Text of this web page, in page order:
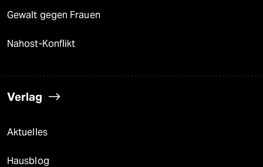
Gewalt gegen Frauen
Nahost-Konflikt
Verlag
Aktuelles
Hausblog